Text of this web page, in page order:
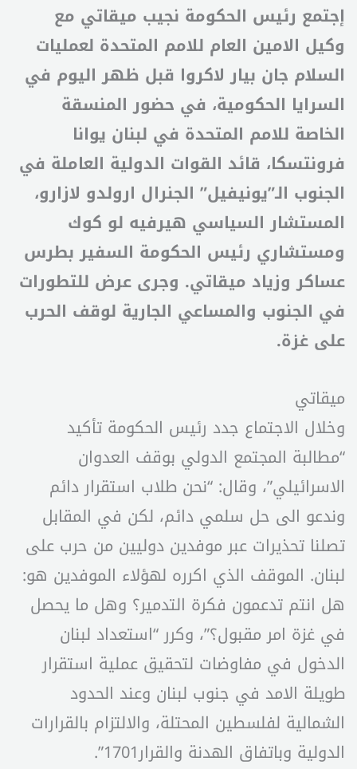
إجتمع رئيس الحكومة نجيب ميقاتي مع
وكيل الامين العام للامم المتحدة لعمليات
السلام جان بيار لاكروا قبل ظهر اليوم في
السرايا الحكومية، في حضور المنسقة
الخاصة للامم المتحدة في لبنان يوانا
فرونتسكا، قائد القوات الدولية العاملة في
الجنوب الـ”يونيفيل” الجنرال ارولدو لازارو،
المستشار السياسي هيرفيه لو كوك
ومستشاري رئيس الحكومة السفير بطرس
عساكر وزياد ميقاتي. وجرى عرض للتطورات
في الجنوب والمساعي الجارية لوقف الحرب
على غزة.
ميقاتي
وخلال الاجتماع جدد رئيس الحكومة تأكيد
“مطالبة المجتمع الدولي بوقف العدوان
الاسرائيلي”، وقال: “نحن طلاب استقرار دائم
وندعو الى حل سلمي دائم، لكن في المقابل
تصلنا تحذيرات عبر موفدين دوليين من حرب على
لبنان. الموقف الذي اكرره لهؤلاء الموفدين هو:
هل انتم تدعمون فكرة التدمير؟ وهل ما يحصل
في غزة امر مقبول؟”، وكرر “استعداد لبنان
الدخول في مفاوضات لتحقيق عملية استقرار
طويلة الامد في جنوب لبنان وعند الحدود
الشمالية لفلسطين المحتلة، والالتزام بالقرارات
الدولية وباتفاق الهدنة والقرار1701”.